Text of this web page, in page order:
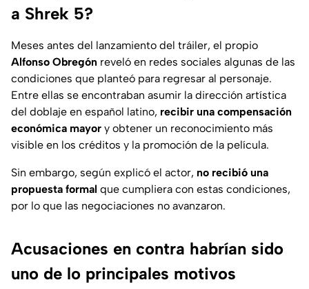
a Shrek 5?
Meses antes del lanzamiento del tráiler, el propio
Alfonso Obregón reveló en redes sociales algunas de las
condiciones que planteó para regresar al personaje.
Entre ellas se encontraban asumir la dirección artística
del doblaje en español latino, recibir una compensación
económica mayor y obtener un reconocimiento más
visible en los créditos y la promoción de la película.
Sin embargo, según explicó el actor, no recibió una
propuesta formal que cumpliera con estas condiciones,
por lo que las negociaciones no avanzaron.
Acusaciones en contra habrían sido
uno de lo principales motivos